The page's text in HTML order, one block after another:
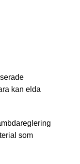
kan elda
som